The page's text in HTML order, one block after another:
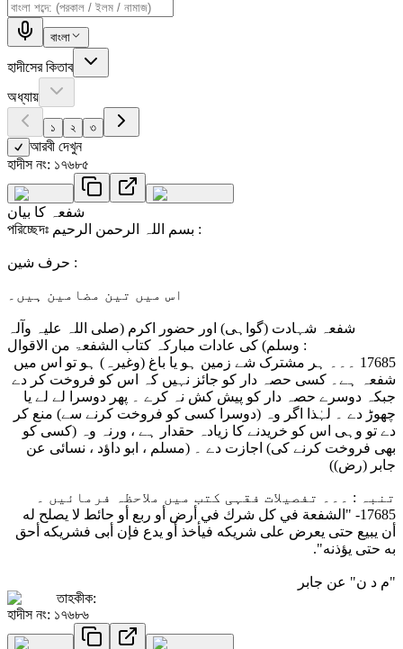
বাংলা
হাদীসের কিতাব
অধ্যায়
১ ২ ৩
আরবী দেখুন
হাদীস নং: ১৭৬৮৫
شفعہ کا بیان
পরিচ্ছেদঃ بسم اللہ الرحمن الرحیم :
حرف شین :
اس میں تین مضامین ہیں۔
شفعہ شہادت (گواہی) اور حضور اکرم (صلی اللہ علیہ وآلہ
وسلم) کی عادات مبارکہ کتاب الشفعۃ من الاقوال :
17685 ۔۔۔ ہر مشترک شے زمین ہو یا باغ (وغیرہ) ہو تو اس میں
شفعہ ہے۔ کسی حصہ دار کو جائز نہیں کہ اس کو فروخت کر دے
جبکہ دوسرے حصہ دار کو پیش کش نہ کرے ۔ پھر دوسرا لے لے یا
چھوڑ دے ۔ لہٰذا اگر وہ (دوسرا کسی کو فروخت کرنے سے) منع کر
دے تو وہی اس کو خریدنے کا زیادہ حقدار ہے ، ورنہ وہ (کسی کو
بھی فروخت کرنے کی) اجازت دے ۔ (مسلم ، ابو داؤد ، نسائی عن
جابر (رض))
تنبہ : ۔۔۔ تفصیلات فقہی کتب میں ملاحظہ فرمائیں ۔
17685- "الشفعة في كل شرك في أرض أو ربع أو حائط لا يصلح له
أن يبيع حتى يعرض على شريكه فيأخذ أو يدع فإن أبى فشريكه أحق
به حتى يؤذنه".
"م د ن" عن جابر
তাহকীক:
হাদীস নং: ১৭৬৮৬